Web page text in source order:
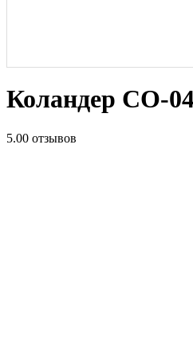
Коландер CO-
5.00 отзывов